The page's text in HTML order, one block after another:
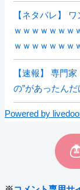
【ネタバレ】
ｗｗｗｗｗｗｗ
ｗｗｗｗｗｗｗ
【速報】 専門
の”があったんだ
Powered by